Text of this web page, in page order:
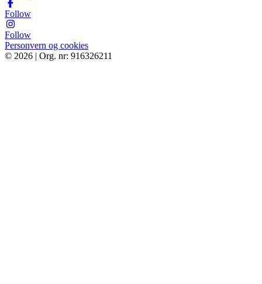
Follow
Follow
Personvern og cookies
© 2026 | Org. nr: 916326211